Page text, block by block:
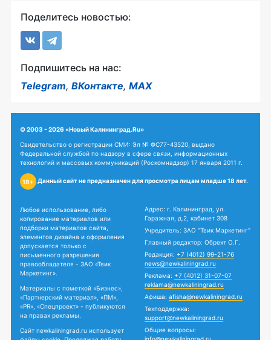
Поделитесь новостью:
Подпишитесь на нас:
Telegram, ВКонтакте, MAX
© 2003 - 2026 «Новый Калининград.Ru»
Свидетельство о регистрации СМИ: Эл № ФС77-43520, выдано
Федеральной службой по надзору в сфере связи, информационных
технологий и массовых коммуникаций (Роскомнадзор) 17 января 2011 г.
18+ Данный сайт не предназначен для просмотра лицам младше 18 лет.
Любое использование, либо
копирование материалов или
подборки материалов сайта,
элементов дизайна и оформления
допускается только с
письменного разрешения
правообладателя - ЗАО «Твик
Маркетинг».
Материалы с пометкой «Бизнес»,
«Партнерский материал», «ПМ»,
«PR», «Спецпроект» - публикуются
на правах рекламы.
Сайт newkaliningrad.ru использует
Адрес: г. Калининград, ул.
Гаражная, д.2, кабинет 308
Учредитель: ЗАО "Твик Маркетинг"
Главный редактор: Обрехт О.Г.
Редакция: +7 (4012) 99-21-76
news@newkaliningrad.ru
Реклама: +7 (4012) 31-07-07
reklama@newkaliningrad.ru
Афиша: afisha@newkaliningrad.ru
Техподдержка:
support@newkaliningrad.ru
Общие вопросы: